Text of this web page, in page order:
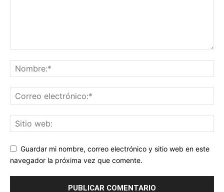
Guardar mi nombre, correo electrónico y sitio web en este
navegador la próxima vez que comente.